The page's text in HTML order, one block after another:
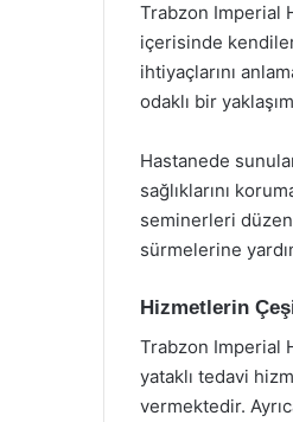
Trabzon Imperial
içerisinde
ihtiyaçlarını
odaklı bir
Hastanede
sağlıklarını
seminerleri
sürmelerine
Hizmetlerin
Trabzon Imperial
yataklı tedavi
vermektedir.